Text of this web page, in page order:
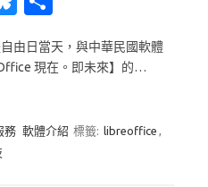
es
由日當天，與中華民國軟體
現在。即未來】的…
務 軟體介紹 標籤: libreoffice ,